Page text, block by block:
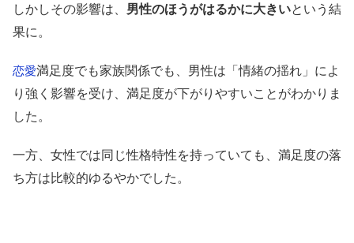
しかしその影響は、 男性のほうがはるかに大きいという結
果に。
恋愛満足度でも家族関係でも、男性は「情緒の揺れ」によ
り強く影響を受け、満足度が下がりやすいことがわかりま
した。
一方、女性では同じ性格特性を持っていても、満足度の落
ち方は比較的ゆるやかでした。